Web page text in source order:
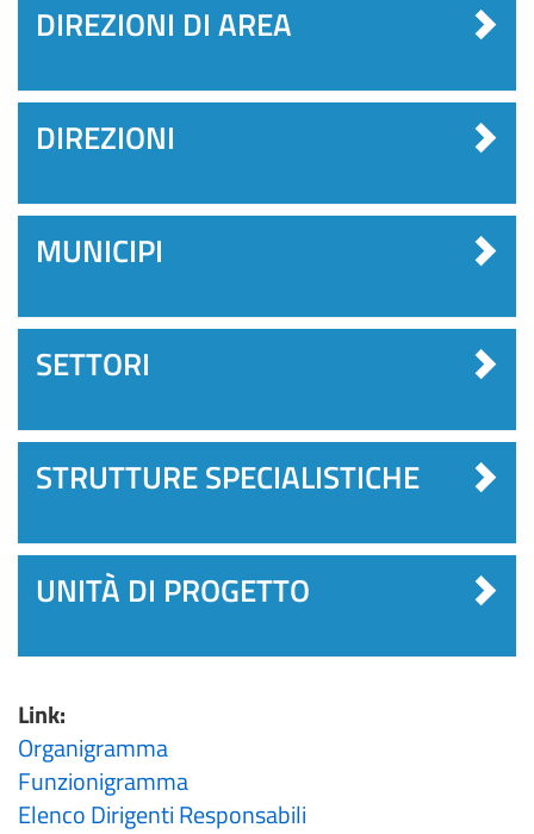
DIREZIONI DI AREA
DIREZIONI
MUNICIPI
SETTORI
STRUTTURE SPECIALISTICHE
UNITÀ DI PROGETTO
Link:
Organigramma
Funzionigramma
Elenco Dirigenti Responsabili